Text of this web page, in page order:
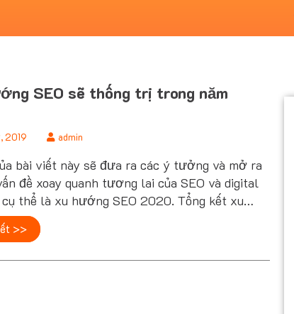
SEO sẽ thống trị trong năm
2019 admin
bài viết này sẽ đưa ra các ý tưởng và mở ra
đề xoay quanh tương lai của SEO và digital
thể là xu hướng SEO 2020. Tổng kết xu
2019..
>>